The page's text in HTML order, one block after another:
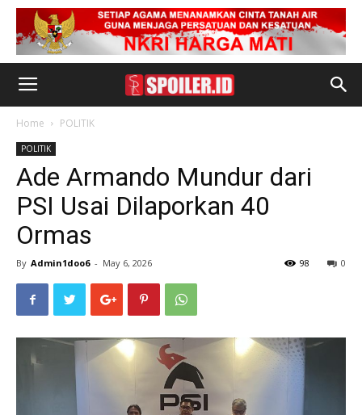
Home POLITIK
POLITIK
Ade Armando Mundur dari
PSI Usai Dilaporkan 40
Ormas
By Admin1doo6 - May 6, 2026 0
98